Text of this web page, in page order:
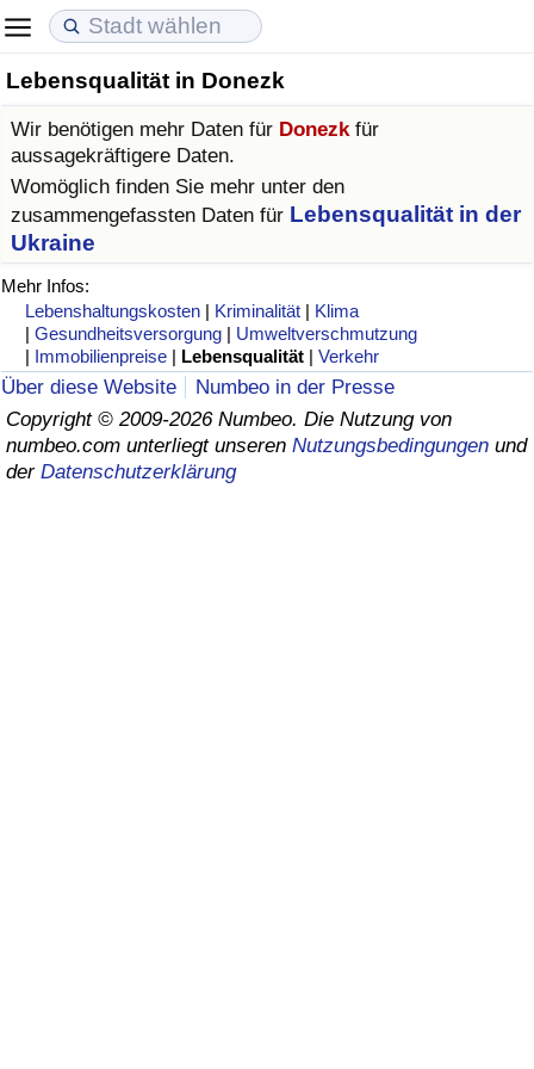
Lebensqualität in Donezk
Wir benötigen mehr Daten für Donezk für
aussagekräftigere Daten.
Womöglich finden Sie mehr unter den
zusammengefassten Daten für Lebensqualität in der
Ukraine
Mehr Infos:
Lebenshaltungskosten | Kriminalität | Klima
|Gesundheitsversorgung | Umweltverschmutzung
| Immobilienpreise | Lebensqualität |Verkehr
Über diese Website
Numbeo in der Presse
Copyright © 2009-2026 Numbeo. Die Nutzung von
numbeo.com unterliegt unseren Nutzungsbedingungen und
der Datenschutzerklärung
Lebenshaltungskosten
Lebenshaltungskosten-Index (aktuell)
Lebenshaltungskosten-Index
in Akaba
Immobilienpreise
Immobilienpreis-Index (aktuell)
Immobilienpreis-Index
Lebensqualität
Lebensqualität-Index
Lebensqualität-Index (aktuell)
Kriminalität
Kriminalitäts-Index (aktuell)
Kriminalitäts-Index